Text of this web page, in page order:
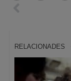
RELACIONADES